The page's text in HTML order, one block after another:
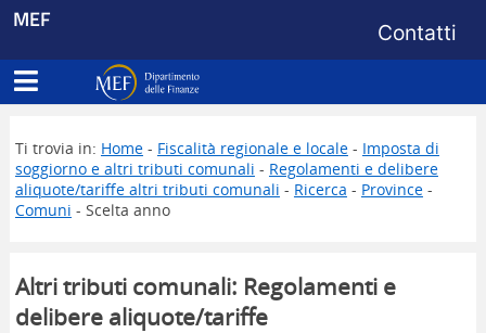
MEF Menu di
Contatti
Apri menu principale
Dipartimento delle Finanze
Ti trovia in: Home- Fiscalità regionale e locale- Imposta di
soggiorno e altri tributi comunali - Regolamenti e delibere
aliquote/tariffe altri tributi comunali - Ricerca - Province-
Comuni - Scelta anno
Altri tributi comunali: Regolamenti e
delibere aliquote/tariffe